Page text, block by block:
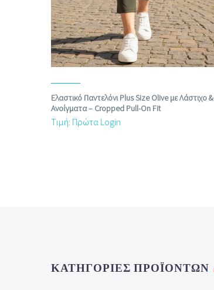
Ελαστικό Παντελόνι Plus Size Olive με Λάστιχο &
Ανοίγματα – Cropped Pull‑On Fit
Τιμή: Πρώτα Login
ΚΑΤΗΓΟΡΊΕΣ ΠΡΟΪΌΝΤΩΝ